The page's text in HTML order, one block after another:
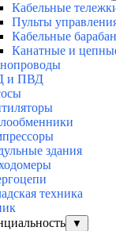
Кабельные
Пульты
Кабельные
Канатные и
и ПВД
здания
техника
▼